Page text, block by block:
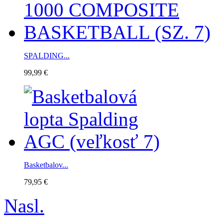
SPALDING...
99,99 €
Basketbalov...
79,95 €
Nasl.